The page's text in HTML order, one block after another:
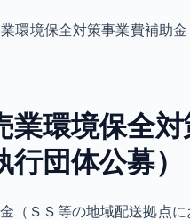
境保全対策事業費補助金
環境保全対
団体公募）
（ＳＳ等の地域配送拠点に